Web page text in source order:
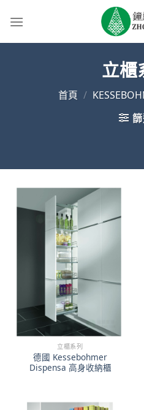
立櫃
首頁 /
立櫃系列
德國 Kessebohmer
Dispensa 高身收納櫃